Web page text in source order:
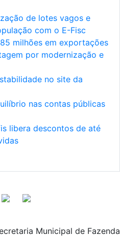
de lotes vagos e
com o E-Fisc
milhões em exportações
por modernização e
no site da
nas contas públicas
libera descontos de até
Municipal de Fazenda